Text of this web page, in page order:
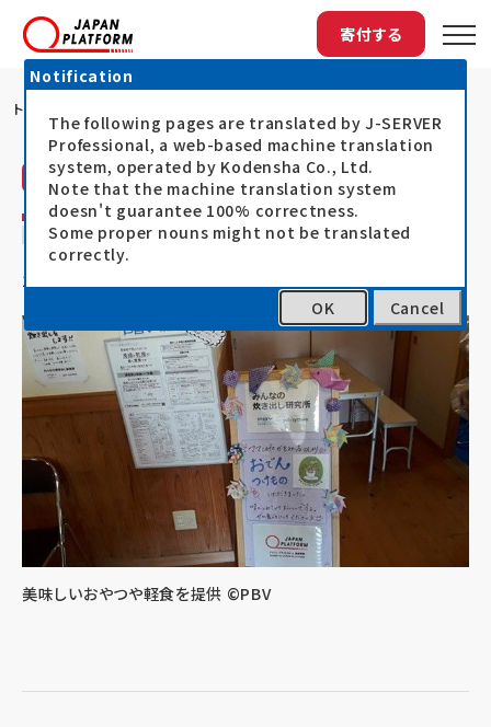
寄付する
トップ
活動レポート ピースボート災害支援センター（PBV）
PBVが福島のサロンで支援を実施
19.11.19
美味しいおやつや軽食を提供 ©PBV
Notification
The following pages are translated by J-SERVER
Professional, a web-based machine translation
system, operated by Kodensha Co., Ltd.
Note that the machine translation system
doesn't guarantee 100% correctness.
Some proper nouns might not be translated
correctly.
OK Cancel